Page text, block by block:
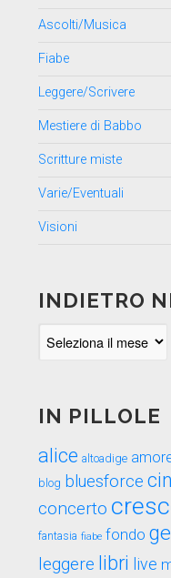
Ascolti/Musica
Fiabe
Leggere/Scrivere
Mestiere di Babbo
Scritture miste
Varie/Eventuali
Visioni
INDIETRO
IN PILLOLE
alice altoadige
blog bluesforce
concerto
fantasia fiabe fondo
leggere libri live